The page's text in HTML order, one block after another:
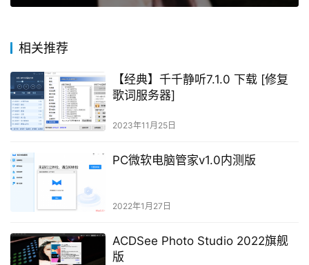
相关推荐
【经典】千千静听7.1.0 下载 [修复
歌词服务器]
2023年11月25日
PC微软电脑管家v1.0内测版
2022年1月27日
ACDSee Photo Studio 2022旗舰
版